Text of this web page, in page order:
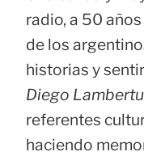
radio, a 50
de los
historias y
Diego
referentes
haciendo